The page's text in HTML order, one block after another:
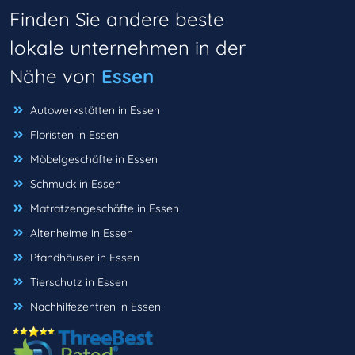
Finden Sie andere beste
lokale unternehmen in der
Nähe von Essen
Autowerkstätten in Essen
Floristen in Essen
Möbelgeschäfte in Essen
Schmuck in Essen
Matratzengeschäfte in Essen
Altenheime in Essen
Pfandhäuser in Essen
Tierschutz in Essen
Nachhilfezentren in Essen